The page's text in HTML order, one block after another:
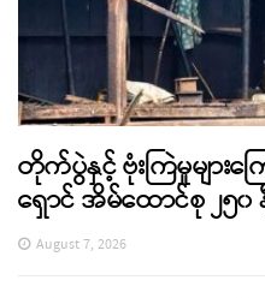
တိုက်ပွဲနှင့် ဗုံးကြဲမှုများ
ရှောင် အိမ်ထောင်စု ၂၅၀
August 7, 2026